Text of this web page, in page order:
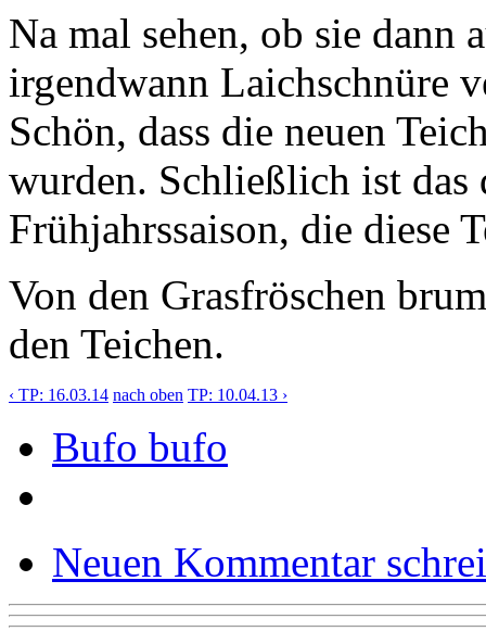
Na mal sehen, ob sie
irgendwann Laichschnüre
Schön, dass die neuen
wurden. Schließlich ist das
Frühjahrssaison, die diese
Von den Grasfröschen
den Teichen.
‹ TP: 16.03.14 nach oben TP: 10.04.13 ›
Bufo bufo
Neuen Kommentar